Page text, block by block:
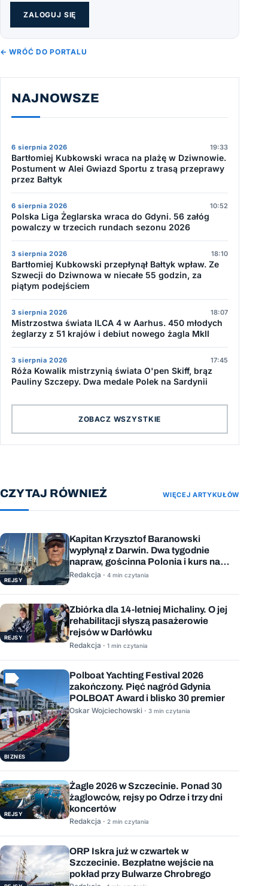
ZALOGUJ SIĘ
← WRÓĆ DO PORTALU
NAJNOWSZE
6 sierpnia 2026 19:33
Bartłomiej Kubkowski wraca na plażę w Dziwnowie.
Postument w Alei Gwiazd Sportu z trasą przeprawy
przez Bałtyk
6 sierpnia 2026 10:52
Polska Liga Żeglarska wraca do Gdyni. 56 załóg
powalczy w trzecich rundach sezonu 2026
3 sierpnia 2026 18:10
Bartłomiej Kubkowski przepłynął Bałtyk wpław. Ze
Szwecji do Dziwnowa w niecałe 55 godzin, za
piątym podejściem
3 sierpnia 2026 18:07
Mistrzostwa świata ILCA 4 w Aarhus. 450 młodych
żeglarzy z 51 krajów i debiut nowego żagla MkII
3 sierpnia 2026 17:45
Róża Kowalik mistrzynią świata O'pen Skiff, brąz
Pauliny Szczepy. Dwa medale Polek na Sardynii
ZOBACZ WSZYSTKIE
CZYTAJ RÓWNIEŻ WIĘCEJ ARTYKUŁÓW
REJSY
Kapitan Krzysztof Baranowski
wypłynął z Darwin. Dwa tygodnie
napraw, gościnna Polonia i kurs na
Mauritius
Redakcja · 4 min czytania
REJSY
Zbiórka dla 14-letniej Michaliny. O jej
rehabilitacji słyszą pasażerowie
rejsów w Darłówku
Redakcja · 1 min czytania
BIZNES
Polboat Yachting Festival 2026
zakończony. Pięć nagród Gdynia
POLBOAT Award i blisko 30 premier
Oskar Wojciechowski · 3 min czytania
REJSY
Żagle 2026 w Szczecinie. Ponad 30
żaglowców, rejsy po Odrze i trzy dni
koncertów
Redakcja · 2 min czytania
ORP Iskra już w czwartek w
Szczecinie. Bezpłatne wejście na
pokład przy Bulwarze Chrobrego